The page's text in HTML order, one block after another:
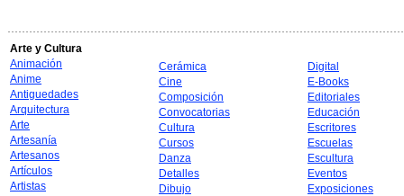
Arte y Cultura
Animación
Anime
Antiguedades
Arquitectura
Arte
Artesanía
Artesanos
Artículos
Artistas
Cerámica
Cine
Composición
Convocatorias
Cultura
Cursos
Danza
Detalles
Dibujo
Digital
E-Books
Editoriales
Educación
Escritores
Escuelas
Escultura
Eventos
Exposiciones